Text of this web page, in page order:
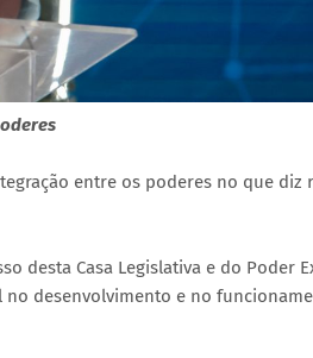
entre os poderes no que diz
desta Casa Legislativa e do Poder
desenvolvimento e no